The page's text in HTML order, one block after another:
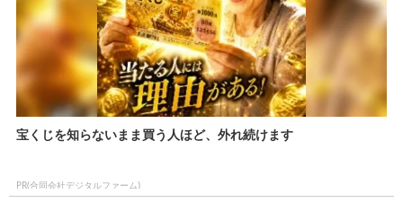
宝くじを知らないまま買う人ほど、外れ続けます
PR(合同会社デジタルファーム)